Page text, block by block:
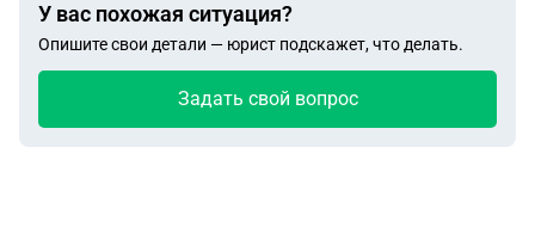
У вас похожая ситуация?
Опишите свои детали — юрист подскажет, что делать.
Задать свой вопрос